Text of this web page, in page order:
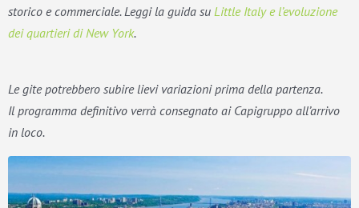
storico e commerciale. Leggi la guida su Little Italy e l’evoluzione
dei quartieri di New York.
Le gite potrebbero subire lievi variazioni prima della partenza.
Il programma definitivo verrà consegnato ai Capigruppo all’arrivo
in loco.